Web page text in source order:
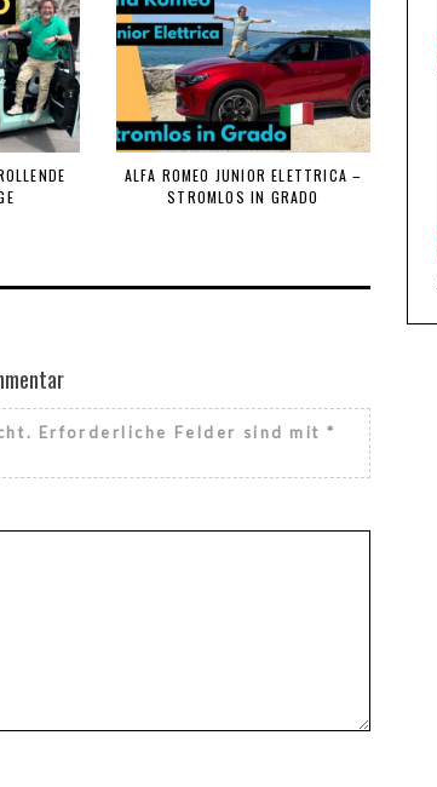
ALFA ROMEO JUNIOR ELETTRICA –
STROMLOS IN GRADO
Erforderliche Felder sind mit *